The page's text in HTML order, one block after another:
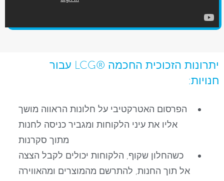
יתרונות הזכוכית החכמה ®LCG עבור
חנויות:
הפרסום האטרקטיבי על חלונות הראווה מושך
אליו את עיני הלקוחות ומגביר כניסה לחנות
מתוך סקרנות
כשהחלון שקוף, הלקוחות יכולים לקבל הצצה
אל תוך החנות, להתרשם מהמוצרים ומהאווירה